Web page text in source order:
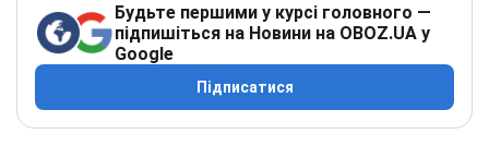
Будьте першими у курсі головного —
підпишіться на Новини на OBOZ.UA у
Google
Підписатися